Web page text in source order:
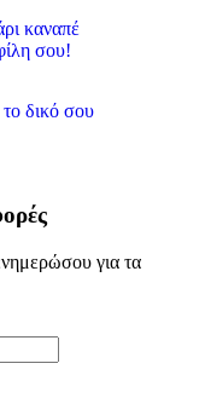
καναπέ
σου!
δικό σου
για τα